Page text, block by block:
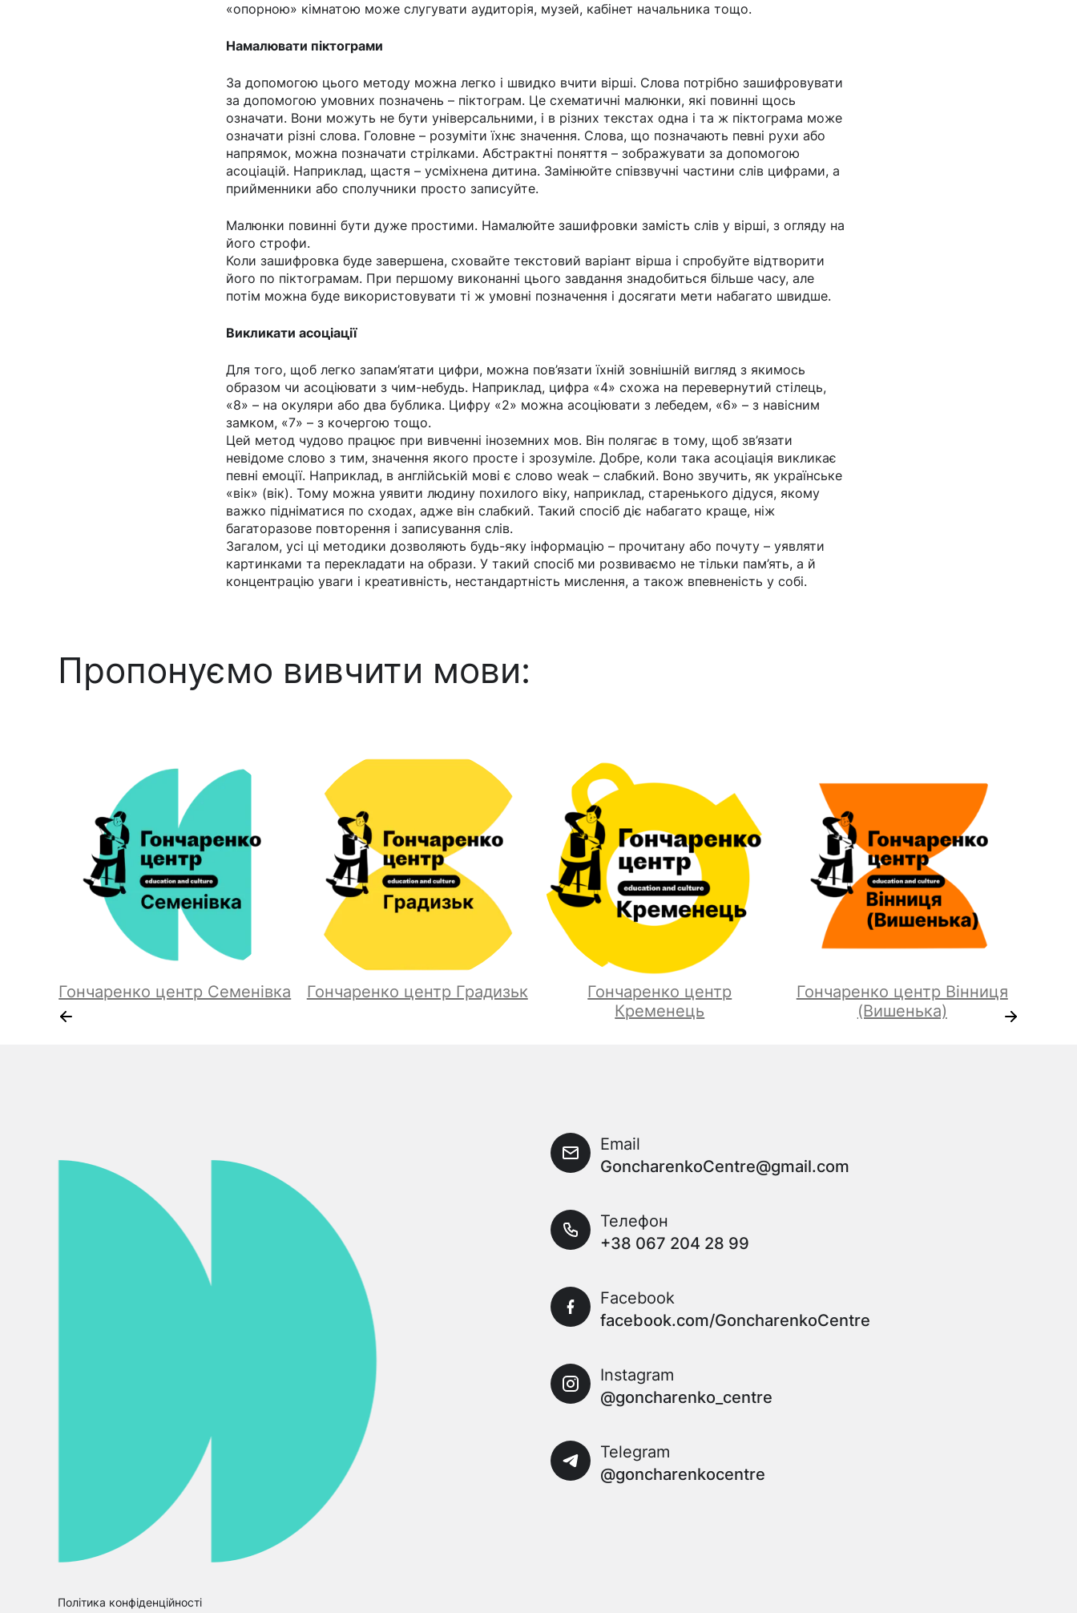
«опорною» кімнатою може слугувати аудиторія, музей, кабінет начальника тощо.
Намалювати піктограми
За допомогою цього методу можна легко і швидко вчити вірші. Слова потрібно зашифровувати
за допомогою умовних позначень – піктограм. Це схематичні малюнки, які повинні щось
означати. Вони можуть не бути універсальними, і в різних текстах одна і та ж піктограма може
означати різні слова. Головне – розуміти їхнє значення. Слова, що позначають певні рухи або
напрямок, можна позначати стрілками. Абстрактні поняття – зображувати за допомогою
асоціацій. Наприклад, щастя – усміхнена дитина. Замінюйте співзвучні частини слів цифрами, а
прийменники або сполучники просто записуйте.
Малюнки повинні бути дуже простими. Намалюйте зашифровки замість слів у вірші, з огляду на
його строфи.
Коли зашифровка буде завершена, сховайте текстовий варіант вірша і спробуйте відтворити
його по піктограмам. При першому виконанні цього завдання знадобиться більше часу, але
потім можна буде використовувати ті ж умовні позначення і досягати мети набагато швидше.
Викликати асоціації
Для того, щоб легко запам’ятати цифри, можна пов’язати їхній зовнішній вигляд з якимось
образом чи асоціювати з чим-небудь. Наприклад, цифра «4» схожа на перевернутий стілець,
«8» – на окуляри або два бублика. Цифру «2» можна асоціювати з лебедем, «6» – з навісним
замком, «7» – з кочергою тощо.
Цей метод чудово працює при вивченні іноземних мов. Він полягає в тому, щоб зв’язати
невідоме слово з тим, значення якого просте і зрозуміле. Добре, коли така асоціація викликає
певні емоції. Наприклад, в англійській мові є слово weak – слабкий. Воно звучить, як українське
«вік» (вік). Тому можна уявити людину похилого віку, наприклад, старенького дідуся, якому
важко підніматися по сходах, адже він слабкий. Такий спосіб діє набагато краще, ніж
багаторазове повторення і записування слів.
Загалом, усі ці методики дозволяють будь-яку інформацію – прочитану або почуту – уявляти
картинками та перекладати на образи. У такий спосіб ми розвиваємо не тільки пам’ять, а й
концентрацію уваги і креативність, нестандартність мислення, а також впевненість у собі.
Пропонуємо вивчити мови:
Гончаренко центр Семенівка Гончаренко центр Градизьк
Гончаренко центр
Кременець
Гончаренко центр Вінниця
(Вишенька)
Email
GoncharenkoCentre@gmail.com
Телефон
+38 067 204 28 99
Facebook
facebook.com/GoncharenkoCentre
Instagram
@goncharenko_centre
Telegram
@goncharenkocentre
Політика конфіденційності